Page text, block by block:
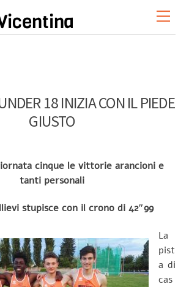
18 INIZIA CON IL PIEDE
GIUSTO
cinque le vittorie arancioni e
tanti personali
stupisce con il crono di 42″99
La
pist
a di
cas